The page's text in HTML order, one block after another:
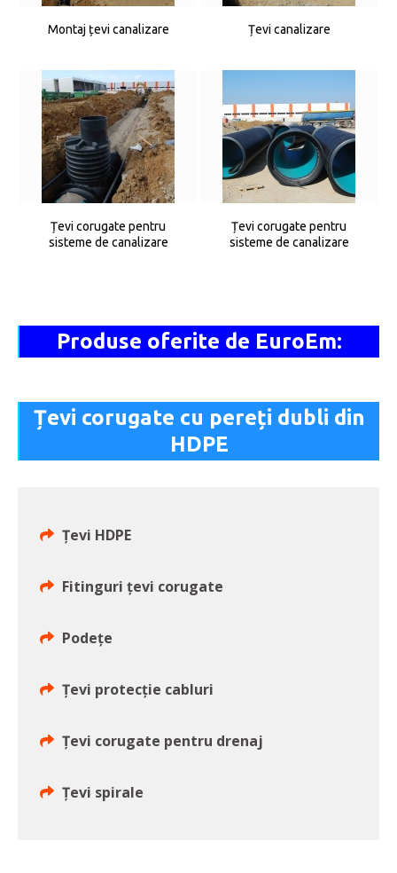
Montaj țevi canalizare Țevi canalizare
Țevi corugate pentru
sisteme de canalizare
Țevi corugate pentru
sisteme de canalizare
Produse oferite de EuroEm:
Țevi corugate cu pereți dubli din
HDPE
Țevi HDPE
Fitinguri țevi corugate
Podețe
Țevi protecție cabluri
Țevi corugate pentru drenaj
Țevi spirale